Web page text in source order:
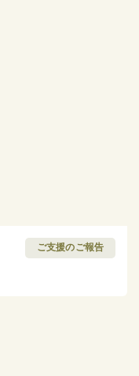
ご支援のご報告